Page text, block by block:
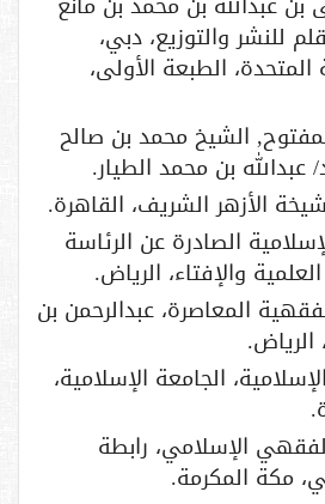
للنشر والتوزيع، دبي،
المتحدة، الطبعة الأولى،
الشيخ محمد بن صالح
عبدالله بن محمد الطيار.
الأزهر الشريف، القاهرة.
الصادرة عن الرئاسة
والإفتاء، الرياض.
المعاصرة، عبدالرحمن بن
الجامعة الإسلامية،
الإسلامي، رابطة
مكة المكرمة.